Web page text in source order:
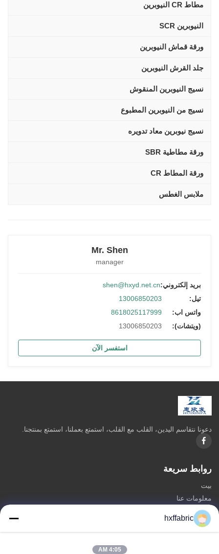
مطاط CR النيوبرين
النيوبرين SCR
ورقة قماش النيوبرين
جلد القرش النيوبرين
نسيج النيوبرين المنقوش
نسيج من النيوبرين المطبوع
نسيج نيوبرين معاد تدويره
ورقة مطاطية SBR
ورقة المطاط CR
ملابس الغطس
Mr. Shen
manager
بريد إلكتروني:shen@hxyd.net.cn
تيل:
13006850203
واتس اب:
8618025117999
(ويتشات):
13006850203
استفسر الآن
دعونا نتقاسم اليدين، القلب مع القلب، استمتع بعملنا، استمتع بمنتجنا.
روابط سريعة
بيت
معلومات عنا
المنتجات
اتصل بنا
hxffabric
4:05 AM